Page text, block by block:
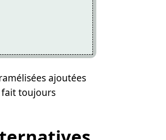
ajoutées
fait toujours